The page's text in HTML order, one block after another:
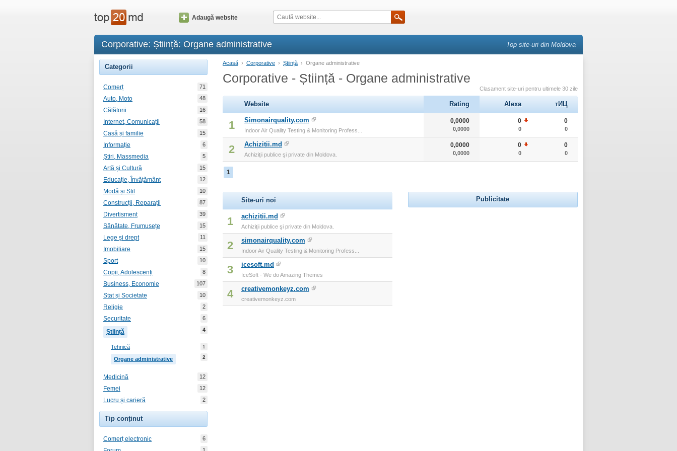
Adaugă website
Corporative: Știință: Organe administrative Top site-uri din Moldova
Categorii
Comerț 71
Auto, Moto 48
Călătorii 16
Internet, Comunicații 58
Casă și familie 15
Informație 6
Știri, Massmedia 5
Artă și Cultură 15
Educație, Învățământ 12
Modă și Stil 10
Construcții, Reparații 87
Divertisment 39
Sănătate, Frumusețe 15
Lege și drept 11
Imobiliare 15
Sport 10
Copii, Adolescenți 8
Business, Economie 107
Stat și Societate 10
Religie 2
Securitate 6
Știință 4
Tehnică 1
Organe administrative 2
Medicină 12
Femei 12
Lucru și carieră 2
Tip conținut
Comerț electronic 6
Acasă › Corporative › Știință › Organe administrative
Corporative - Știință - Organe administrative
Clasament site-uri pentru ultimele 30 zile
Website Rating Alexa тИЦ
1 Simonairquality.com
Indoor Air Quality Testing & Monitoring Profess...
0,0000
0,0000
0
0
0
0
2 Achizitii.md
Achiziţii publice şi private din Moldova.
0,0000
0,0000
0
0
0
0
1
Site-uri noi
1 achizitii.md
Achiziţii publice şi private din Moldova.
2 simonairquality.com
Indoor Air Quality Testing & Monitoring Profess...
3 icesoft.md
IceSoft - We do Amazing Themes
4 creativemonkeyz.com
creativemonkeyz.com
Publicitate